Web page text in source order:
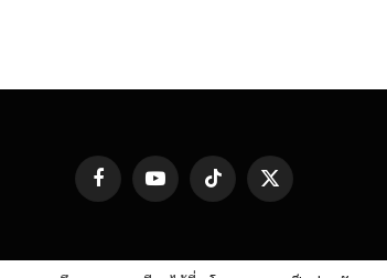
FacebookYouTube TikTok
X